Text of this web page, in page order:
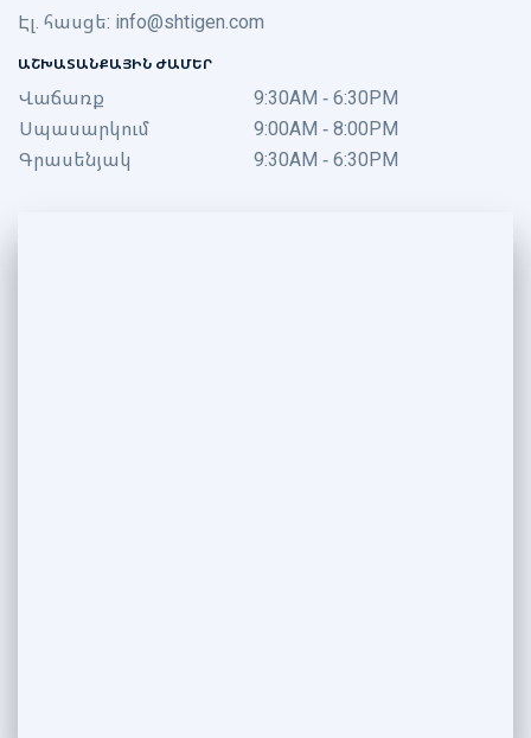
Էլ. հասցե: info@shtigen.com
ԱՇԽԱՏԱՆՔԱՅԻՆ ԺԱՄԵՐ
Վաճառք
9:30AM - 6:30PM
Սպասարկում
9:00AM - 8:00PM
Գրասենյակ
9:30AM - 6:30PM